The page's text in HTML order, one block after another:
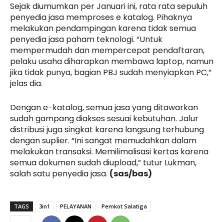
Sejak diumumkan per Januari ini, rata rata sepuluh
penyedia jasa memproses e katalog. Pihaknya
melakukan pendampingan karena tidak semua
penyedia jasa paham teknologi. “Untuk
mempermudah dan mempercepat pendaftaran,
pelaku usaha diharapkan membawa laptop, namun
jika tidak punya, bagian PBJ sudah menyiapkan PC,”
jelas dia.
Dengan e-katalog, semua jasa yang ditawarkan
sudah gampang diakses sesuai kebutuhan. Jalur
distribusi juga singkat karena langsung terhubung
dengan suplier. “Ini sangat memudahkan dalam
melakukan transaksi. Memilimalisasi kertas karena
semua dokumen sudah diupload,” tutur Lukman,
salah satu penyedia jasa. (sas/bas)
TAGS 3in1 PELAYANAN Pemkot Salatiga